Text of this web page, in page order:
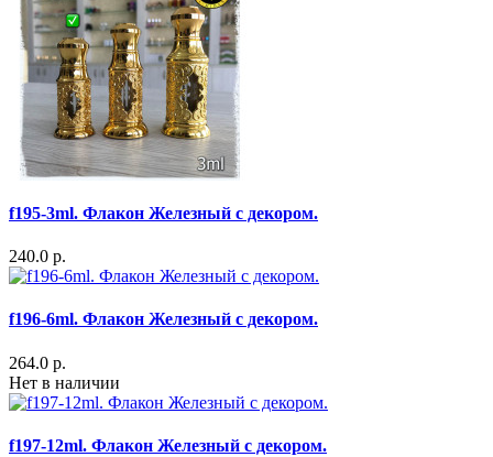
f195-3ml. Флакон Железный с декором.
240.0 р.
f196-6ml. Флакон Железный с декором.
264.0 р.
Нет в наличии
f197-12ml. Флакон Железный с декором.